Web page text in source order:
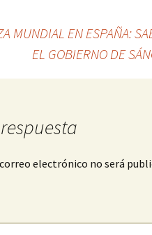
MUNDIAL EN ESPAÑA:
EL GOBIERNO DE
electrónico no será